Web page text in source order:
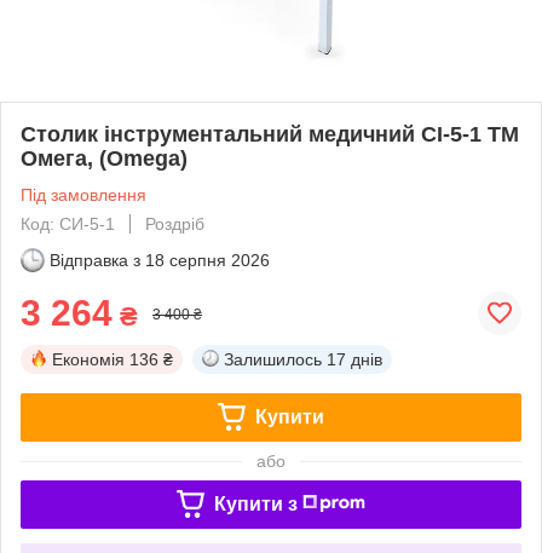
Столик інструментальний медичний СІ-5-1 ТМ
Омега, (Omega)
Під замовлення
Код: СИ-5-1
Роздріб
Відправка з 18 серпня 2026
3 264 ₴ 3 400 ₴
Економія 136 ₴ Залишилось 17 днів
Купити
або
Купити з